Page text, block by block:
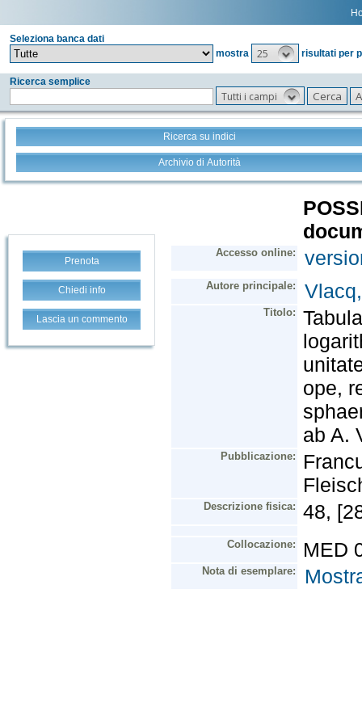
Seleziona banca dati
mostra
25 risultati per
Ricerca semplice
Tutti i campi
Ricerca su indici
Archivio di Autorità
Prenota
Chiedi info
Lascia un commento